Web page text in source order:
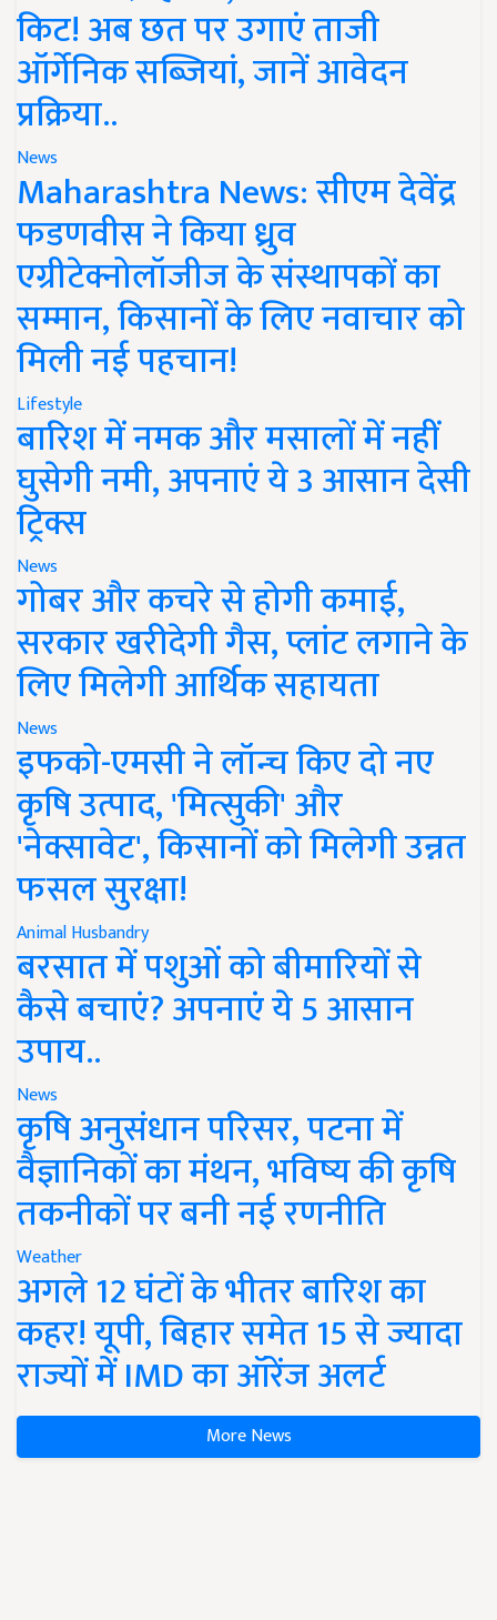
किट! अब छत पर उगाएं ताजी
ऑर्गेनिक सब्जियां, जानें आवेदन
प्रक्रिया..
News
Maharashtra News: सीएम देवेंद्र
फडणवीस ने किया ध्रुव
एग्रीटेक्नोलॉजीज के संस्थापकों का
सम्मान, किसानों के लिए नवाचार को
मिली नई पहचान!
Lifestyle
बारिश में नमक और मसालों में नहीं
घुसेगी नमी, अपनाएं ये 3 आसान देसी
ट्रिक्स
News
गोबर और कचरे से होगी कमाई,
सरकार खरीदेगी गैस, प्लांट लगाने के
लिए मिलेगी आर्थिक सहायता
News
इफको-एमसी ने लॉन्च किए दो नए
कृषि उत्पाद, 'मित्सुकी' और
'नेक्सावेट', किसानों को मिलेगी उन्नत
फसल सुरक्षा!
Animal Husbandry
बरसात में पशुओं को बीमारियों से
कैसे बचाएं? अपनाएं ये 5 आसान
उपाय..
News
कृषि अनुसंधान परिसर, पटना में
वैज्ञानिकों का मंथन, भविष्य की कृषि
तकनीकों पर बनी नई रणनीति
Weather
अगले 12 घंटों के भीतर बारिश का
कहर! यूपी, बिहार समेत 15 से ज्यादा
राज्यों में IMD का ऑरेंज अलर्ट
More News